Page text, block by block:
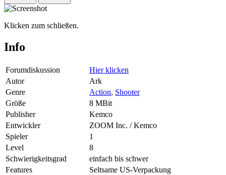
Klicken zum schließen.
Info
Forumdiskussion
Hier klicken
Autor
Ark
Genre
Action, Shooter
Größe
8 MBit
Publisher
Kemco
Entwickler
ZOOM Inc. / Kemco
Spieler
1
Level
8
Schwierigkeitsgrad
einfach bis schwer
Features
Seltsame US-Verpackung